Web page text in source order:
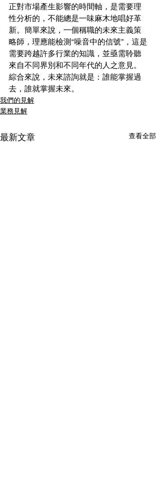
正對市場產生影響的時間軸，是需要理
性分析的，不能總是一味麻木地唱好革
新。簡單來說，一個稱職的未來主義策
略師，理應能檢測“噪音中的信號”，這是
需要跨越許多行業的知識，並亟需聆聽
來自不同界別和不同年代的人之意見。
綜合來說，未來諮詢就是：誰能掌握過
去，誰就掌握未來。
我們的見解
業務見解
最新文章 查看全部